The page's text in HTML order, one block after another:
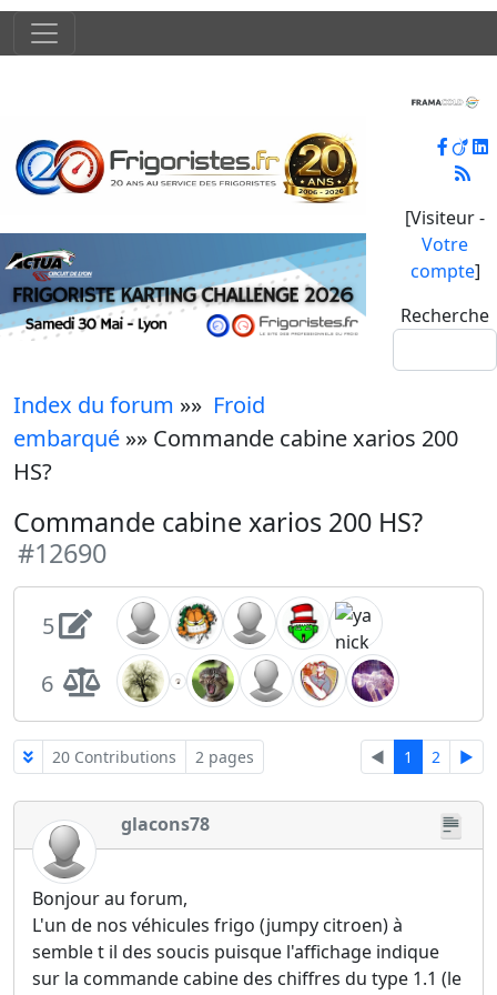
[Visiteur -
Votre
compte]
Recherche
Index du forum »» Froid
embarqué »» Commande cabine xarios 200
HS?
Commande cabine xarios 200 HS?
#12690
5
6
20 Contributions 2 pages ◄ 1 2 ►
glacons78
Bonjour au forum,
L'un de nos véhicules frigo (jumpy citroen) à
semble t il des soucis puisque l'affichage indique
sur la commande cabine des chiffres du type 1.1 (le